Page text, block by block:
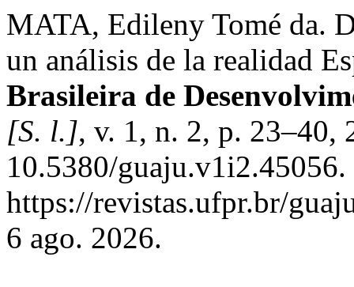
MATA, Edileny Tomé da.
un análisis de la realidad
Brasileira de
[S. l.], v. 1, n. 2, p. 23–40,
10.5380/
https://revistas.ufpr.br/
6 ago. 2026.